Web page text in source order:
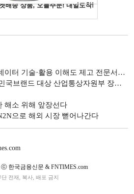
기술·활용 이해도 제고 전문서적 출시
랜드 대상 산업통상자원부 장관상 수상
해소 위해 앞장선다
으로 해외 시장 뻗어나간다
한국금융신문 & FNTIMES.com
전재, 복사, 배포 금지